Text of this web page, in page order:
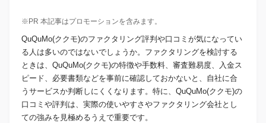
※PR 本記事はプロモーションを含みます。
QuQuMo(ククモ)のファクタリング評判や口コミが気になってい
る人は多いのではないでしょうか。ファクタリングを検討する
ときは、QuQuMo(ククモ)の特徴や手数料、審査難易度、入金ス
ピード、必要書類などを事前に確認しておかないと、自社に合
うサービスか判断しにくくなります。特に、QuQuMo(ククモ)の
口コミや評判は、実際の使いやすさやファクタリング会社とし
ての強みを見極めるうえで重要です。